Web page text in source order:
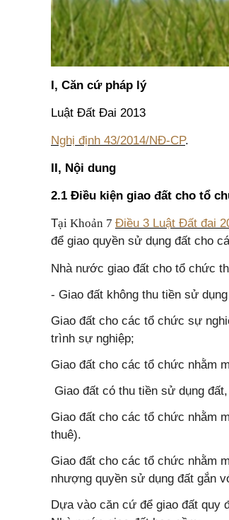
I, Căn cứ pháp lý
Luật Đất Đai 2013
Nghị định 43/2014/NĐ-CP.
II, Nội dung
2.1 Điều kiện giao đất cho tổ
Tại Khoản 7 Điều 3 Luật Đất đai
để giao quyền sử dụng đất cho
Nhà nước giao đất cho tổ chức
- Giao đất không thu tiền sử
Giao đất cho các tổ chức sự
trình sự nghiệp;
Giao đất cho các tổ chức nhằm
Giao đất có thu tiền sử dụng
Giao đất cho các tổ chức nhằm
thuê).
Giao đất cho các tổ chức nhằm
nhượng quyền sử dụng đất gắn
Dựa vào căn cứ để giao đất quy